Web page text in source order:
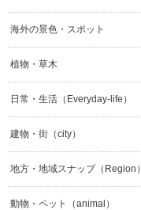
海外の景色・スポット
植物・草木
日常・生活（Everyday-life）
建物・街（city）
地方・地域スナップ（Region）
動物・ペット（animal）